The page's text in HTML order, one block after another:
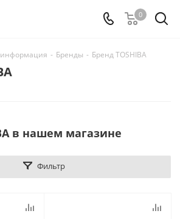
0
- Бренды - Бренд TOSHIBA
в нашем магазине
Фильтр